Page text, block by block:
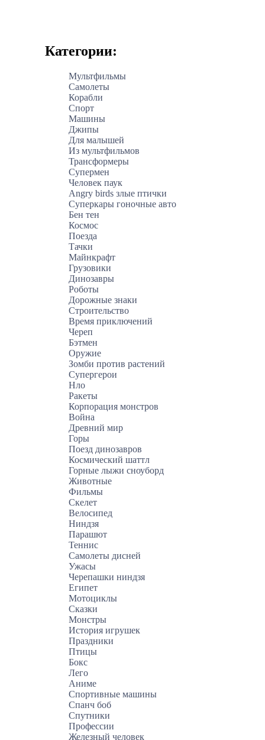
Категории:
Мультфильмы
Самолеты
Корабли
Спорт
Машины
Джипы
Для малышей
Из мультфильмов
Трансформеры
Супермен
Человек паук
Angry birds злые птички
Суперкары гоночные авто
Бен тен
Космос
Поезда
Тачки
Майнкрафт
Грузовики
Динозавры
Роботы
Дорожные знаки
Строительство
Время приключений
Череп
Бэтмен
Оружие
Зомби против растений
Супергерои
Нло
Ракеты
Корпорация монстров
Война
Древний мир
Горы
Поезд динозавров
Космический шаттл
Горные лыжи сноуборд
Животные
Фильмы
Скелет
Велосипед
Ниндзя
Парашют
Теннис
Самолеты дисней
Ужасы
Черепашки ниндзя
Египет
Мотоциклы
Сказки
Монстры
История игрушек
Праздники
Птицы
Бокс
Лего
Аниме
Спортивные машины
Спанч боб
Спутники
Профессии
Железный человек